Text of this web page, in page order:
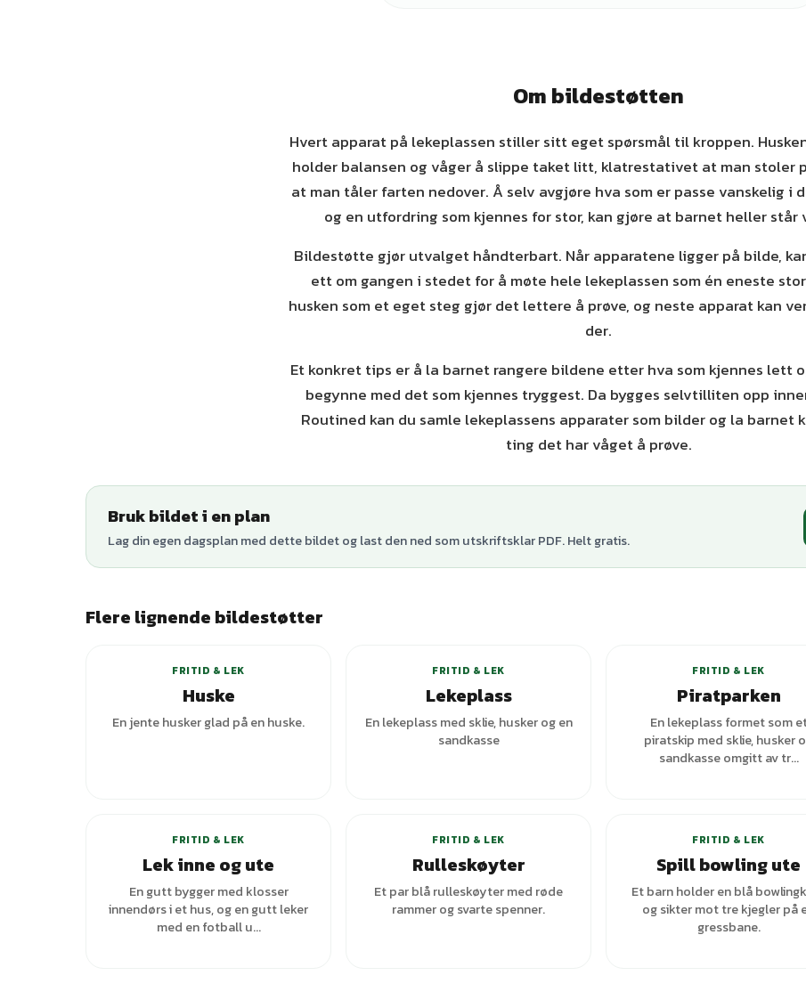
Om bildestøtten
Hvert apparat på lekeplassen stiller sitt eget spørsmål til kroppen.
holder balansen og våger å slippe taket litt, klatrestativet at man stoler
at man tåler farten nedover. Å selv avgjøre hva som er passe vanskelig i
og en utfordring som kjennes for stor, kan gjøre at barnet heller står
Bildestøtte gjør utvalget håndterbart. Når apparatene ligger på bilde,
ett om gangen i stedet for å møte hele lekeplassen som én eneste
husken som et eget steg gjør det lettere å prøve, og neste apparat kan
der.
Et konkret tips er å la barnet rangere bildene etter hva som kjennes lett
begynne med det som kjennes tryggest. Da bygges selvtilliten opp
Routined kan du samle lekeplassens apparater som bilder og la barnet
ting det har våget å prøve.
Bruk bildet i en plan
Lag din egen dagsplan med dette bildet og last den ned som utskriftsklar PDF. Helt gratis.
Flere lignende bildestøtter
FRITID & LEK
Huske
En jente husker glad på en huske.
FRITID & LEK
Lekeplass
En lekeplass med sklie, husker og en
sandkasse
FRITID & LEK
Piratparken
En lekeplass formet som
piratskip med sklie, husker
sandkasse omgitt av tr...
FRITID & LEK
Lek inne og ute
En gutt bygger med klosser
innendørs i et hus, og en gutt leker
med en fotball u...
FRITID & LEK
Rulleskøyter
Et par blå rulleskøyter med røde
rammer og svarte spenner.
FRITID & LEK
Spill bowling ute
Et barn holder en blå
og sikter mot tre kjegler på
gressbane.